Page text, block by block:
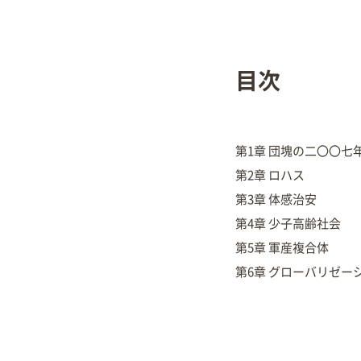
目次
第1章 団塊の二〇〇七
第2章 ロハス
第3章 体感治安
第4章 少子高齢社会
第5章 軍産複合体
第6章 グローバリゼー